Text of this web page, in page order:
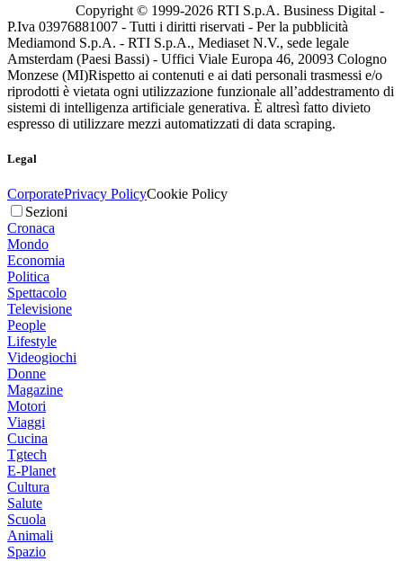
Copyright © 1999-2026 RTI S.p.A. Business Digital -
P.Iva 03976881007 - Tutti i diritti riservati - Per la pubblicità
Mediamond S.p.A. - RTI S.p.A., Mediaset N.V., sede legale
Amsterdam (Paesi Bassi) - Uffici Viale Europa 46, 20093 Cologno
Monzese (MI)Rispetto ai contenuti e ai dati personali trasmessi e/o
riprodotti è vietata ogni utilizzazione funzionale all’addestramento di
sistemi di intelligenza artificiale generativa. È altresì fatto divieto
espresso di utilizzare mezzi automatizzati di data scraping.
Legal
CorporatePrivacy PolicyCookie Policy
Sezioni
Cronaca
Mondo
Economia
Politica
Spettacolo
Televisione
People
Lifestyle
Videogiochi
Donne
Magazine
Motori
Viaggi
Cucina
Tgtech
E-Planet
Cultura
Salute
Scuola
Animali
Spazio